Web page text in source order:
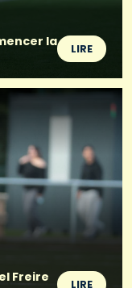
la
LIRE
Freire
LIRE